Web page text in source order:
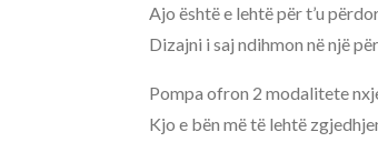
Ajo është e lehtë për t’u
Dizajni i saj ndihmon në një
Pompa ofron 2 modalitete
Kjo e bën më të lehtë